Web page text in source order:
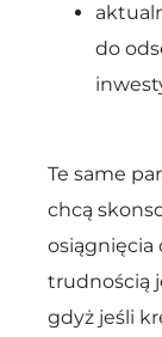
do
Te same
chcą
osiągnięcia
trudnością
gdyż jeśli